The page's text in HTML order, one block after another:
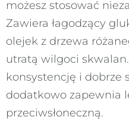
możesz stosować
Zawiera łagodzący
olejek z drzewa
utratą wilgoci
konsystencję i dobrze
dodatkowo zapewnia
przeciwsłoneczną.